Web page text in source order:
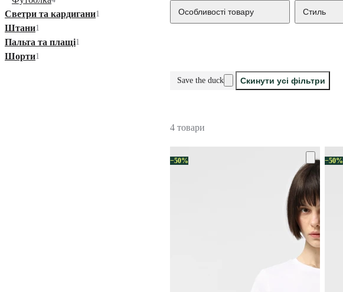
Светри та кардигани1
Штани1
Пальта та плащі1
Шорти1
Особливості товару Стиль
Save the duck Скинути усі фільтри
4 товари
−50% −50%